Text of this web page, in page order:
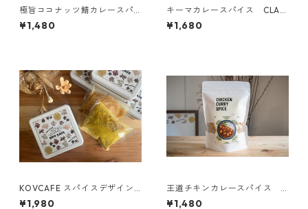
極旨ココナッツ鯖カレースパ
イス 【KANTANZEPPIN】
¥1,480
キーマカレースパイス CLAS
SICシリーズ
¥1,680
KOVCAFE スパイスデザイン
缶
¥1,980
王道チキンカレースパイス
【KANTANZEPPIN】
¥1,480